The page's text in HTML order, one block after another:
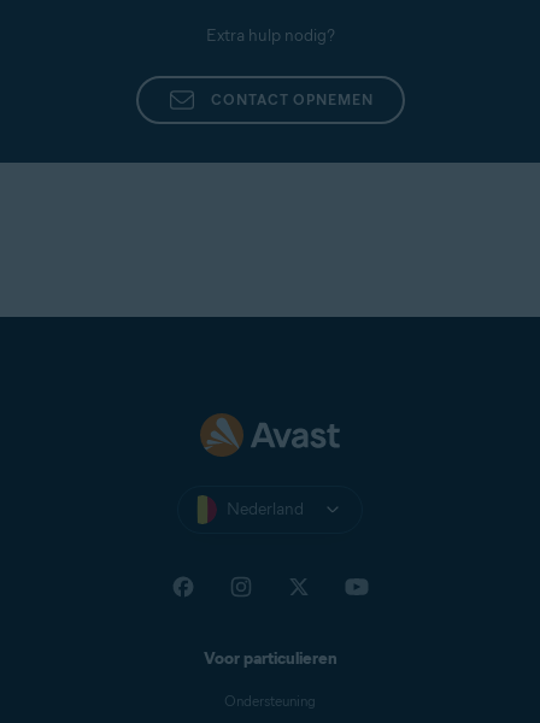
Extra hulp nodig?
CONTACT OPNEMEN
Nederland
Voor particulieren
Ondersteuning